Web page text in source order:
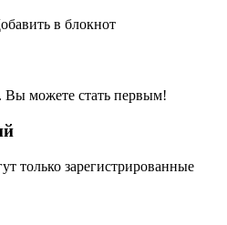
в блокнот
Вы можете стать первым!
только зарегистрированные